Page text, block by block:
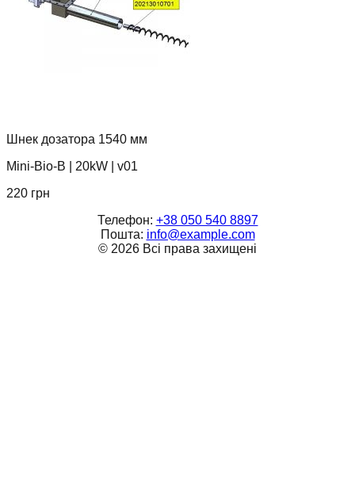
Шнек дозатора 1540 мм
Mini-Bio-B
20kW
v01
220 грн
Телефон: +38 050 540 8897
Пошта: info@example.com
© 2026 Всі права захищені